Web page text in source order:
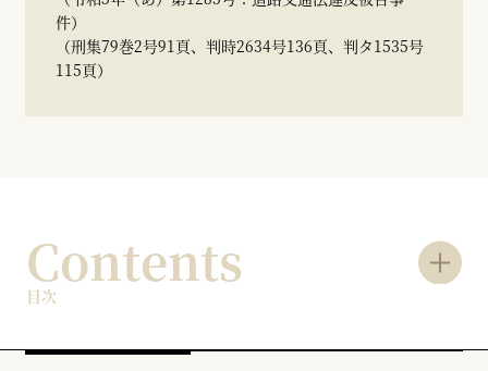
件）
（刑集79巻2号91頁、判時2634号136頁、判タ1535号
115頁）
Contents
目次